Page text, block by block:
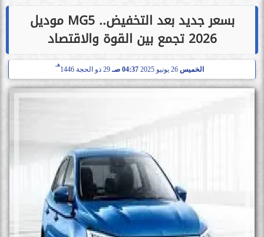
بسعر جديد بعد التخفيض.. MG5 موديل
2026 تجمع بين القوة والاقتصاد
الخميس 04:37 صـ 29 ذو الحجة 1446
هـ